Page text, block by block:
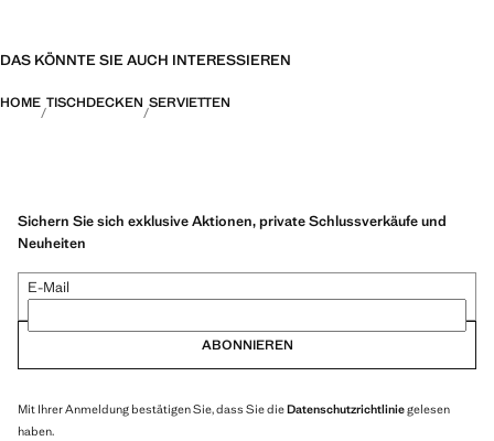
DAS KÖNNTE SIE AUCH INTERESSIEREN
HOME TISCHDECKEN SERVIETTEN
Sichern Sie sich exklusive Aktionen, private Schlussverkäufe und
Neuheiten
E-Mail
ABONNIEREN
Mit Ihrer Anmeldung bestätigen Sie, dass Sie dieDatenschutzrichtliniegelesen
haben.